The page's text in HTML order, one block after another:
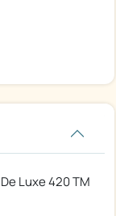
Luxe 420 TM